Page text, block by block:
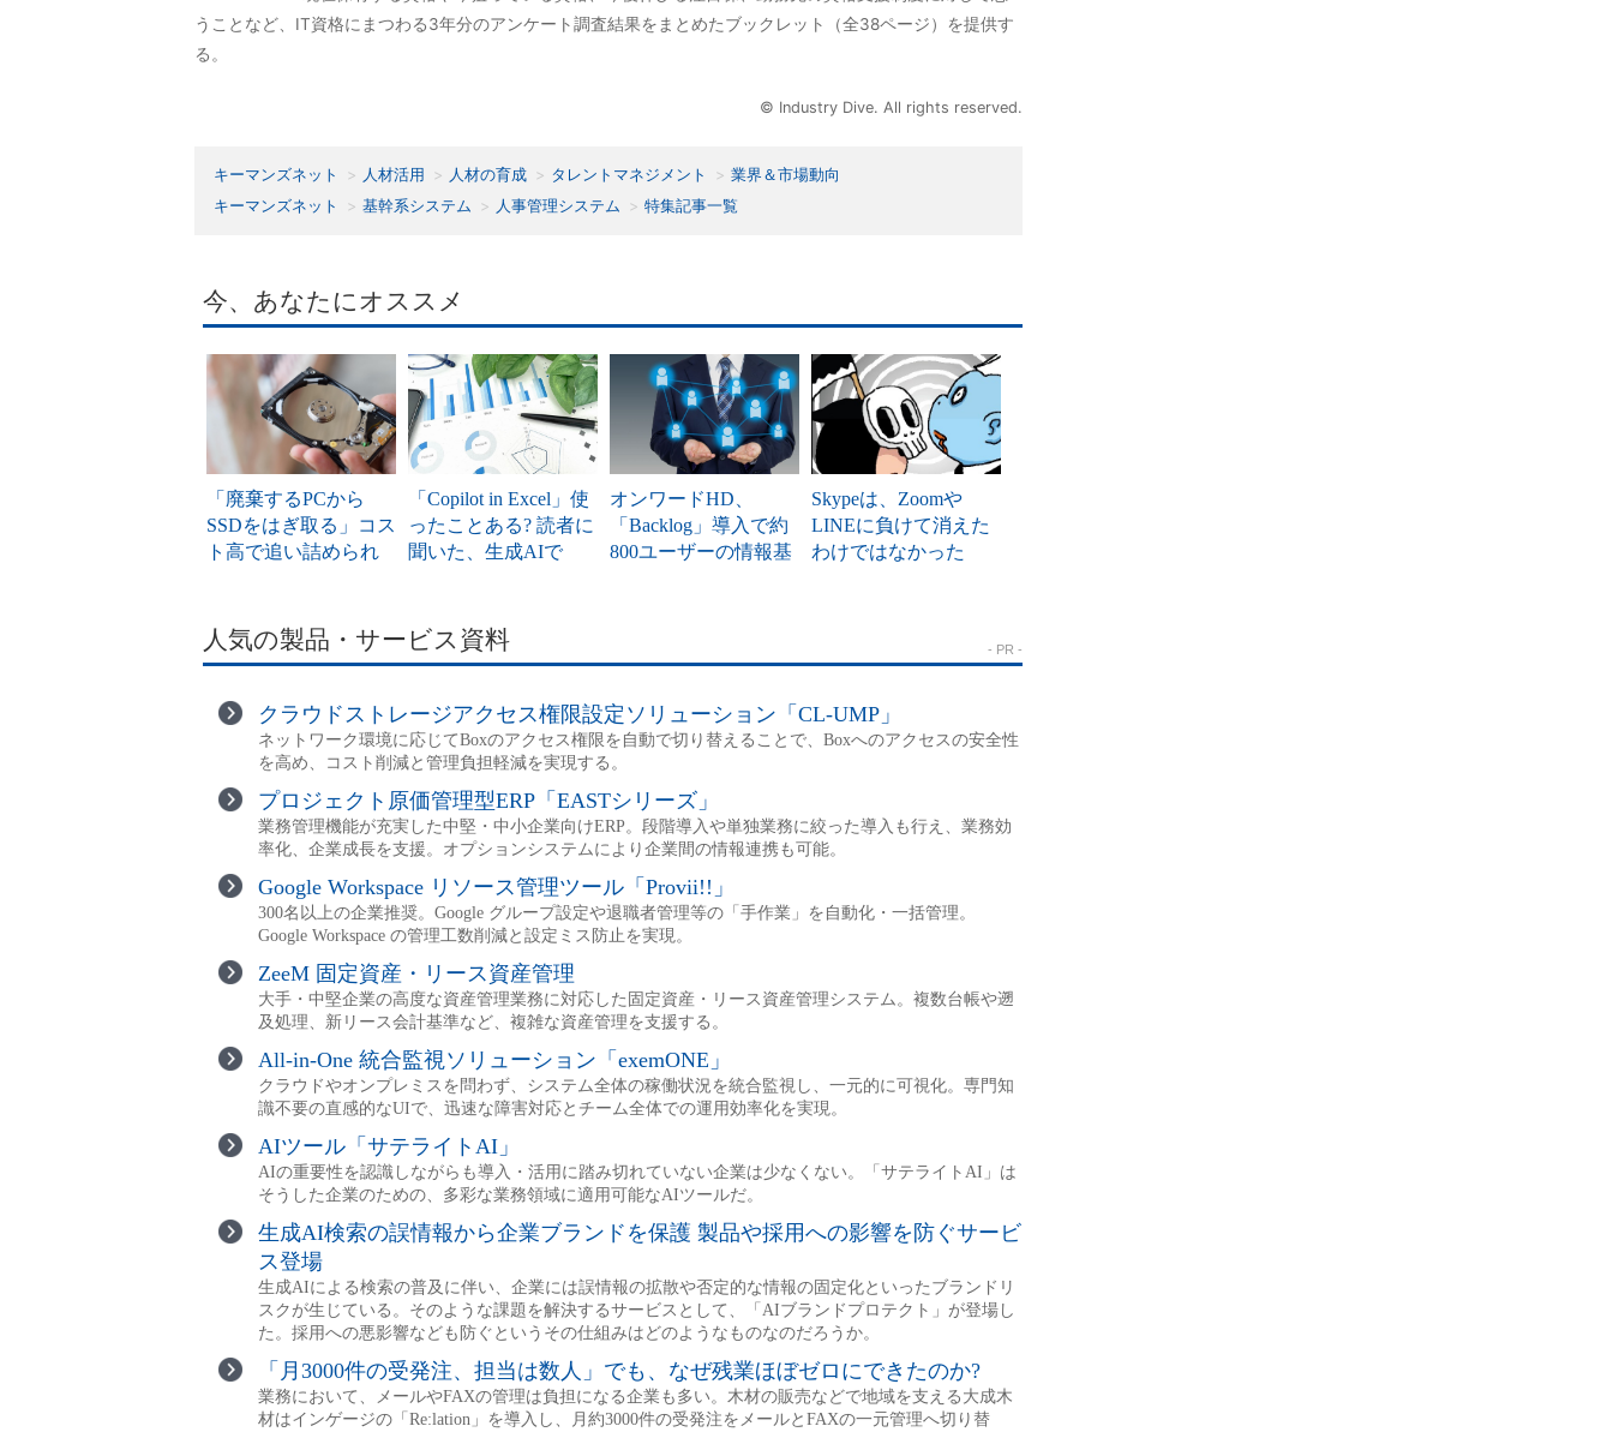
うことなど、IT資格にまつわる3年分のアンケート調査結果をまとめたブックレット（全38ページ）を提供す
る。
© Industry Dive. All rights reserved.
キーマンズネット 人材活用 人材の育成 タレントマネジメント
業界＆市場動向
キーマンズネット
基幹系システム 人事管理システム 特集記事一覧